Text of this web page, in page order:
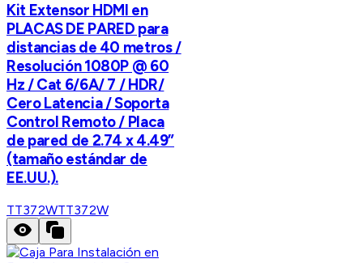
Kit Extensor HDMI en
PLACAS DE PARED para
distancias de 40 metros /
Resolución 1080P @ 60
Hz / Cat 6/6A/ 7 / HDR/
Cero Latencia / Soporta
Control Remoto / Placa
de pared de 2.74 x 4.49”
(tamaño estándar de
EE.UU.).
TT372WTT372W